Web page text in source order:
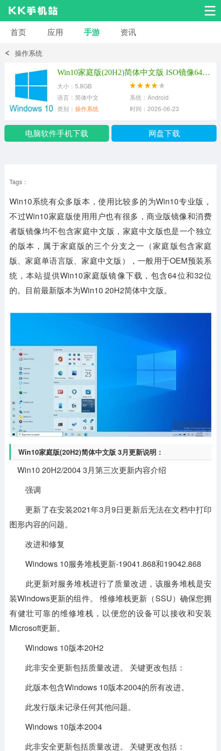
安卓应用
安卓其它
首页 应用 手游 资讯
操作系统
Win10家庭版(20H2)简体中文版 ISO镜像64位+32位
大小：5.8GB
语言：简体中文
系统：Android
类别： 操作系统 时间：2026-06-23
电脑软件手机下载 网盘下载
Tags：
Win10系统有众多版本，使用比较多的为Win10专业版，
不过Win10家庭版使用用户也有很多，商业版镜像和消费
者版镜像均不包含家庭中文版，家庭中文版也是一个独立
的版本，属于家庭版的三个分支之一（家庭版包含家庭
版、家庭单语言版、家庭中文版），一般用于OEM预装系
统，本站提供Win10家庭版镜像下载，包含64位和32位
的。目前最新版本为Win10 20H2简体中文版。
Win10家庭版(20H2)简体中文版 3月更新说明：
Win10 20H2/2004 3月第三次更新内容介绍
强调
更新了在安装2021年3月9日更新后无法在文档中打印
图形内容的问题。
改进和修复
Windows 10服务堆栈更新-19041.868和19042.868
此更新对服务堆栈进行了质量改进，该服务堆栈是安
装Windows更新的组件。 维修堆栈更新（SSU）确保您拥
有健壮可靠的维修堆栈，以便您的设备可以接收和安装
Microsoft更新。
Windows 10版本20H2
此非安全更新包括质量改进。 关键更改包括：
此版本包含Windows 10版本2004的所有改进。
此发行版未记录任何其他问题。
Windows 10版本2004
此非安全更新包括质量改进。 关键更改包括：